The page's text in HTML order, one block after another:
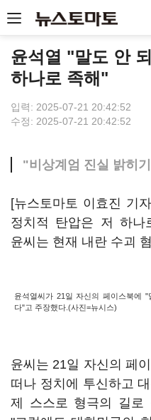
윤석열 "말도 안
하나로 족해"
입력: 2025-07-21 20:42:52
수정: 2025-07-21 20:42:52
"비상계엄 진실 밝히
[뉴스토마토 이효진 기
정치적 탄압은 저 하나
윤씨는 현재 내란 수괴
윤석열씨가 21일 자신의 페이스북에
다"고 주장했다.(사진=뉴시스)
윤씨는 21일 자신의 페
떠나 정치에 투신하고
제 스스로 형극의 길로